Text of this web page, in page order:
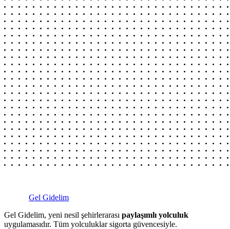
Gel Gidelim
Gel Gidelim, yeni nesil şehirlerarası paylaşımlı yolculuk
uygulamasıdır. Tüm yolculuklar sigorta güvencesiyle.